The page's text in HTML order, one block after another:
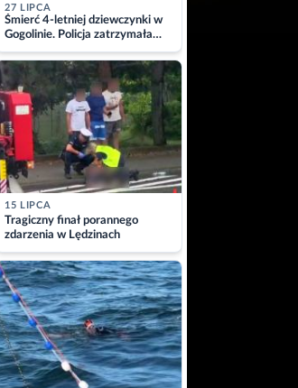
27 LIPCA
Śmierć 4-letniej dziewczynki w
Gogolinie. Policja zatrzymała
matkę
15 LIPCA
Tragiczny finał porannego
zdarzenia w Lędzinach